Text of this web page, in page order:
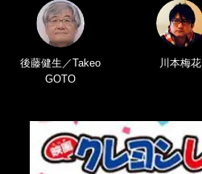
後藤健生／Takeo
GOTO
川本梅花